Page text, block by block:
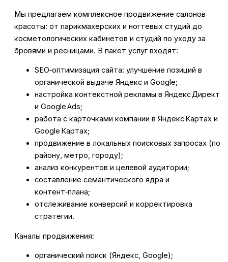
Мы предлагаем комплексное продвижение салонов
красоты: от парикмахерских и ногтевых студий до
косметологических кабинетов и студий по уходу за
бровями и ресницами. В пакет услуг входят:
SEO‑оптимизация сайта: улучшение позиций в
органической выдаче Яндекс и Google;
настройка контекстной рекламы в Яндекс Директ
и Google Ads;
работа с карточками компании в Яндекс Картах и
Google Картах;
продвижение в локальных поисковых запросах (по
району, метро, городу);
анализ конкурентов и целевой аудитории;
составление семантического ядра и
контент‑плана;
отслеживание конверсий и корректировка
стратегии.
Каналы продвижения:
органический поиск (Яндекс, Google);